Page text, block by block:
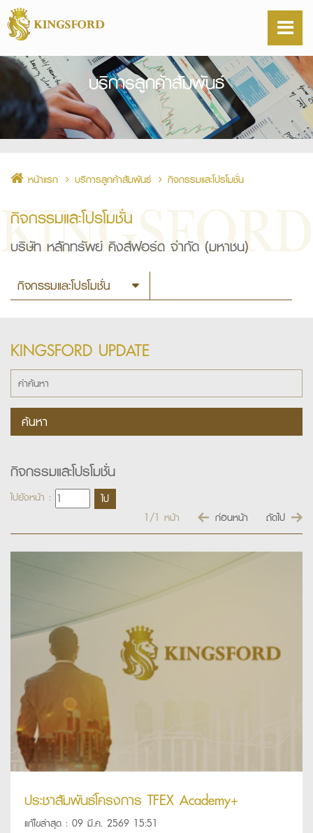
บริการลูกค้าสัมพันธ์
หน้าแรก บริการลูกค้าสัมพันธ์ กิจกรรมและโปรโมชั่น
กิจกรรมและโปรโมชั่น
บริษัท หลักทรัพย์ คิงส์ฟอร์ด จำกัด (มหาชน)
KINGSFORD UPDATE
กิจกรรมและโปรโมชั่น
ไปยังหน้า :
1/1 หน้า ก่อนหน้า ถัดไป
ประชาสัมพันธ์โครงการ TFEX Academy+
แก้ไขล่าสุด : 09 มี.ค. 2569 15:51